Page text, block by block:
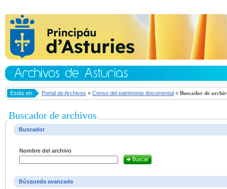
Estás en Portal de Archivos » Censo del patrimonio documental » Buscador de
Buscador de archivos
Buscador
Nombre del archivo
Búsqueda avanzada